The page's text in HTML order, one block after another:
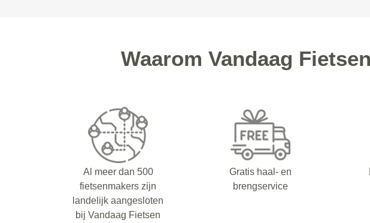
Waarom Vandaag
Al meer dan 500
fietsenmakers zijn
landelijk aangesloten
bij Vandaag Fietsen
Gratis haal- en
brengservice